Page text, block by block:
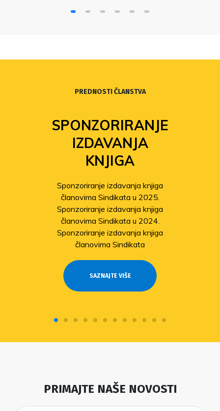
PREDNOSTI ČLANSTVA
SPONZORIRANJE
IZDAVANJA
KNJIGA
Sponzoriranje izdavanja knjiga
članovima Sindikata u 2025.
Sponzoriranje izdavanja knjiga
članovima Sindikata u 2024.
Sponzoriranje izdavanja knjiga
članovima Sindikata
SAZNAJTE VIŠE
PRIMAJTE NAŠE NOVOSTI